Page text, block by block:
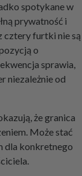
spotykane w
prywatność i
cztery furtki nie są
o
sprawia,
niezależnie od
że granica
Może stać
dla konkretnego